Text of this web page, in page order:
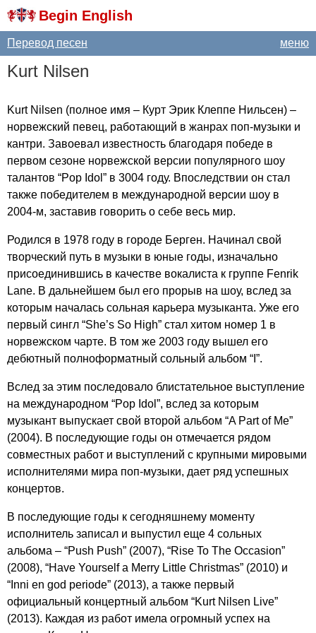
Begin English
меню
Перевод песен
Kurt Nilsen
Kurt Nilsen (полное имя – Курт Эрик Клеппе Нильсен) –
норвежский певец, работающий в жанрах поп-музыки и
кантри. Завоевал известность благодаря победе в
первом сезоне норвежской версии популярного шоу
талантов “Pop Idol ” в 3004 году. Впоследствии он стал
также победителем в международной версии шоу в
2004-м, заставив говорить о себе весь мир.
Родился в 1978 году в городе Берген. Начинал свой
творческий путь в музыки в юные годы, изначально
присоединившись в качестве вокалиста к группе Fenrik
Lane. В дальнейшем был его прорыв на шоу, вслед за
которым началась сольная карьера музыканта. Уже его
первый сингл “She’s So High” стал хитом номер 1 в
норвежском чарте. В том же 2003 году вышел его
дебютный полноформатный сольный альбом “ ”.
Вслед за этим последовало блистательное выступление
на международном “Pop Idol ”, вслед за которым
музыкант выпускает свой второй альбом “A Part of Me”
(2004). В последующие годы он отмечается рядом
совместных работ и выступлений с крупными мировыми
исполнителями мира поп-музыки, дает ряд успешных
концертов.
В последующие годы к сегодняшнему моменту
исполнитель записал и выпустил еще 4 сольных
альбома – “Push Push” (2007), “Rise To The Occasion”
(2008), “Have Yourself a Merry Little Christmas” (2010) и
“ Inni en god periode” (2013), а также первый
официальный концертный альбом “Kurt Nilsen Live”
(2013). Каждая из работ имела огромный успех на